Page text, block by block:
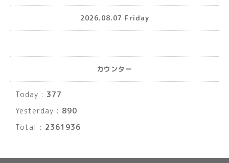
2026.08.07 Friday
カウンター
Today : 377
Yesterday : 890
Total : 2361936